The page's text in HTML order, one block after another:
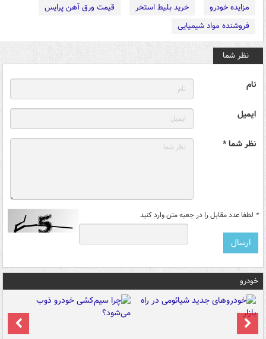
مزایده خودرو
خرید بلیط استخر
قیمت ورق آهن پرایس
فروشنده مواد شیمیایی
نظر شما
نام
ایمیل
نظر شما *
* لطفا عدد مقابل را در جعبه متن وارد کنید
خودرو